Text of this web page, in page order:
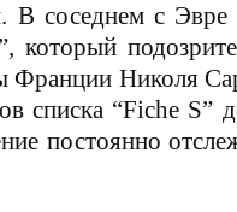
В соседнем с
, который
Франции Николя
списка “Fiche S”
постоянно